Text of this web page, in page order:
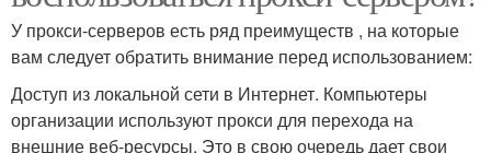
У прокси-серверов есть ряд преимуществ , на которые
вам следует обратить внимание перед использованием:
Доступ из локальной сети в Интернет. Компьютеры
организации используют прокси для перехода на
внешние веб-ресурсы. Это в свою очередь дает свои